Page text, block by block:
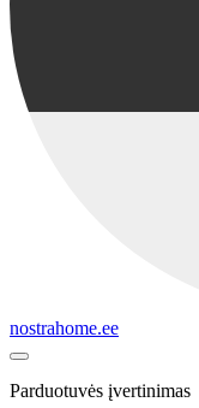
nostrahome.ee
Parduotuvės įvertinimas